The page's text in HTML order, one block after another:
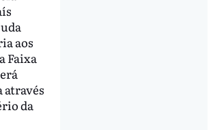
aos
Faixa
da